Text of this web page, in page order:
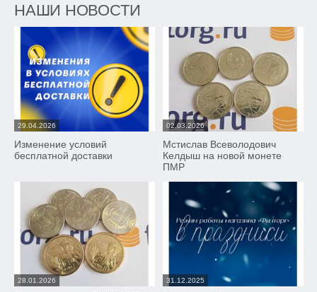
НАШИ НОВОСТИ
29.04.2026
Изменение условий
бесплатной доставки
02.03.2026
Мстислав Всеволодович
Келдыш на новой монете
ПМР
28.01.2026 31.12.2025